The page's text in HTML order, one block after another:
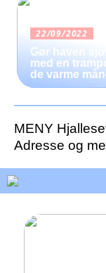
22/09/2022
Gør haven
med en
de varme
MENY
Adresse og